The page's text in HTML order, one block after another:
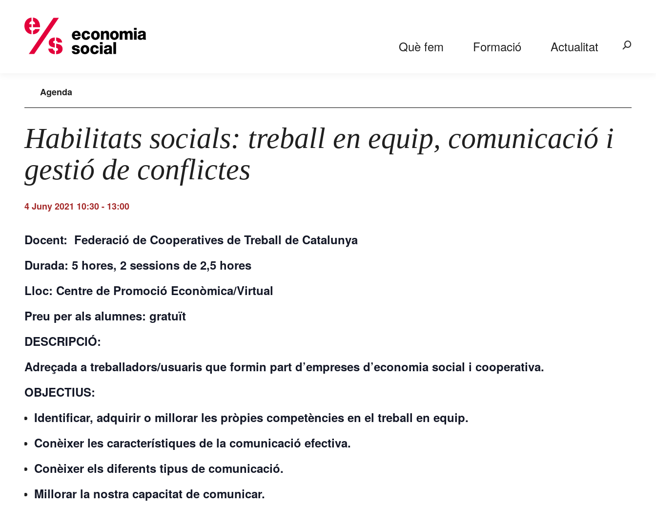
Què fem Formació Actualitat Search:
Agenda
Habilitats socials: treball en equip, comunicació i
gestió de conflictes
4 Juny 2021 10:30- 13:00
Docent: Federació de Cooperatives de Treball de Catalunya
Durada: 5 hores, 2 sessions de 2,5 hores
Lloc: Centre de Promoció Econòmica/Virtual
Preu per als alumnes: gratuït
DESCRIPCIÓ:
Adreçada a treballadors/usuaris que formin part d’empreses d’economia social i cooperativa.
OBJECTIUS:
Identificar, adquirir o millorar les pròpies competències en el treball en equip.
Conèixer les característiques de la comunicació efectiva.
Conèixer els diferents tipus de comunicació.
Millorar la nostra capacitat de comunicar.